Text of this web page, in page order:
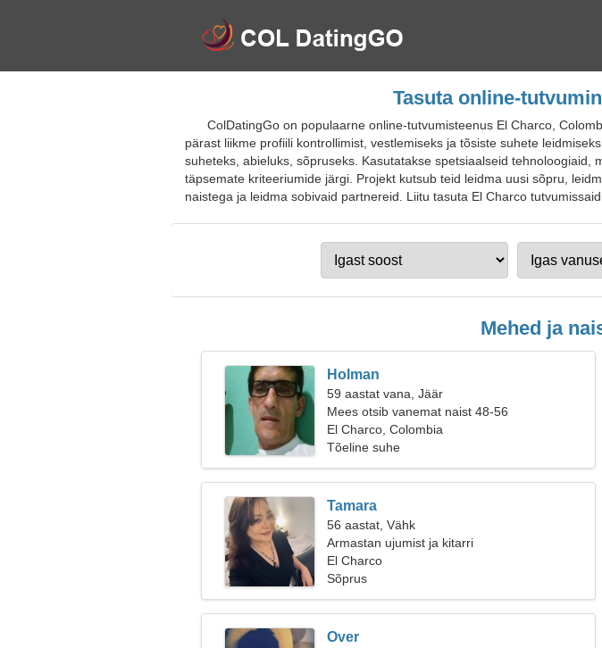
Tasuta online-
ColDatingGo on populaarne online-tutvumisteenus El Charco,
pärast liikme profiili kontrollimist, vestlemiseks ja tõsiste suhete
suheteks, abieluks, sõpruseks. Kasutatakse spetsiaalseid
täpsemate kriteeriumide järgi. Projekt kutsub teid leidma uusi sõpru,
naistega ja leidma sobivaid partnereid. Liitu tasuta El Charco
Mehed ja
Holman
59 aastat vana, Jäär
Mees otsib vanemat naist 48-56
El Charco, Colombia
Tõeline suhe
Tamara
56 aastat, Vähk
Armastan ujumist ja kitarri
El Charco
Sõprus
Over